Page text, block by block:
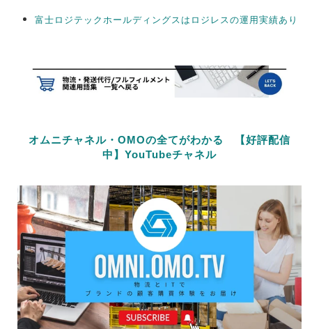
富士ロジテックホールディングスはロジレスの運用実績あり
オムニチャネル・OMOの全てがわかる 【好評配信
中】YouTubeチャネル